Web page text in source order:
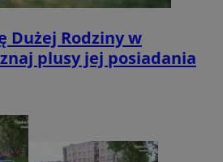
Dużej Rodziny w
plusy jej posiadania